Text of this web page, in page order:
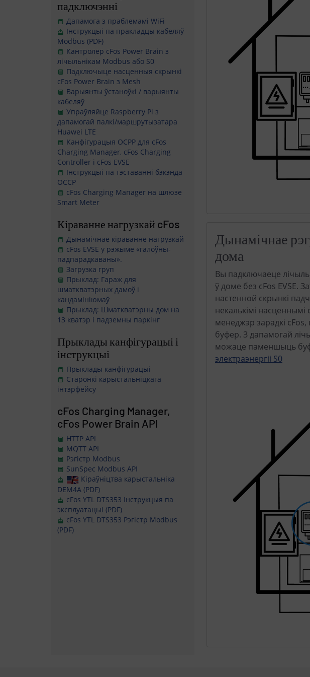
падключэнні
Дапамога з праблемамі WiFi
Інструкцыі па пракладцы кабеляў
Modbus (PDF)
Кантролер cFos Power Brain з
лічыльнікам Modbus або S0
Падключыце насценныя скрынкі
cFos Power Brain з Mesh
Варыянты ўстаноўкі / варыянты
кабеляў
Упраўляйце Raspberry Pi з
дапамогай палкі/маршрутызатара
Huawei LTE
Канфігурацыя OCPP для cFos
Charging Manager, cFos Charging
Controller і cFos EVSE
Інструкцыі па тэставанні бэкэнда
OCCP
cFos Charging Manager на шлюзе
Smart Meter
Кіраванне нагрузкай cFos
Дынамічнае кіраванне нагрузкай
cFos EVSE у рэжыме «галоўны-
падпарадкаваны».
Загрузка груп
Прыклад: Гараж для
шматкватэрных дамоў і
кандамініюмаў
Прыклад: Шматкватэрны дом на
13 кватэр і падземны паркінг
Прыклады канфігурацыі і
інструкцыі
Прыклады канфігурацыі
Старонкі карыстальніцкага
інтэрфейсу
cFos Charging Manager,
cFos Power Brain API
HTTP API
MQTT API
Рэгістр Modbus
SunSpec Modbus API
Кіраўніцтва карыстальніка
DEM4A (PDF)
cFos YTL DTS353 Інструкцыя па
эксплуатацыі (PDF)
cFos YTL DTS353 Рэгістр Modbus
(PDF)
Дынамічнае
дома
Вы падключаеце
ў доме без cFos EVSE.
настенной скрынкі
некалькімі
менеджэр зарадкі cFos,
буфер. З дапамогай
можаце паменшыць
электраэнергіі S0